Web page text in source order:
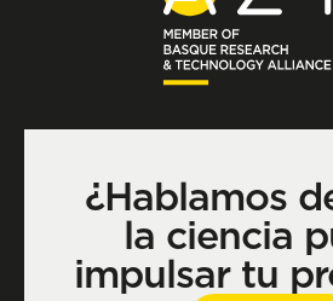
¿Hablamos
la ciencia
impulsar tu